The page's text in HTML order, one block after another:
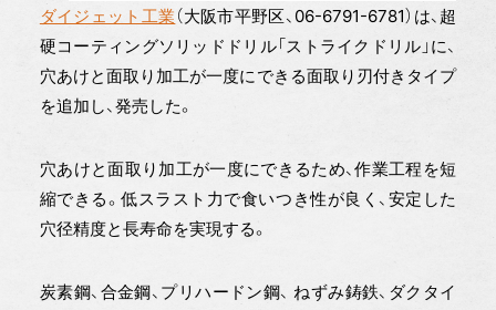
ダイジェット工業 （大阪市平野区、06-6791-6781）は、超
硬コーティングソリッドドリル「ストライクドリル」に、
穴あけと面取り加工が一度にできる面取り刃付きタイプ
を追加し、発売した。
穴あけと面取り加工が一度にできるため、作業工程を短
縮できる。低スラスト力で食いつき性が良く、安定した
穴径精度と長寿命を実現する。
炭素鋼、合金鋼、プリハードン鋼、 ねずみ鋳鉄、ダクタイ